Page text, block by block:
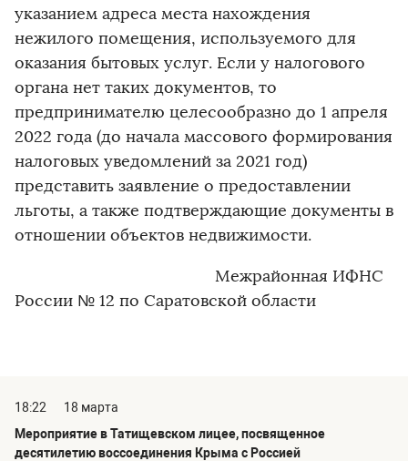
указанием адреса места нахождения
нежилого помещения, используемого для
оказания бытовых услуг. Если у налогового
органа нет таких документов, то
предпринимателю целесообразно до 1 апреля
2022 года (до начала массового формирования
налоговых уведомлений за 2021 год)
представить заявление о предоставлении
льготы, а также подтверждающие документы в
отношении объектов недвижимости.
Межрайонная ИФНС
России № 12 по Саратовской области
18:22
18 марта
Мероприятие в Татищевском лицее, посвященное
десятилетию воссоединения Крыма с Россией